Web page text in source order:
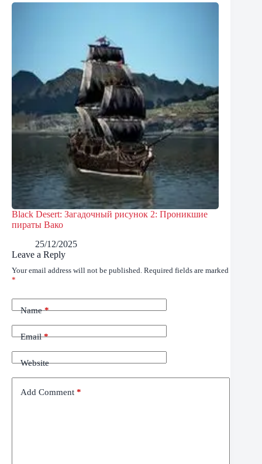
Black Desert: Загадочный рисунок 2: Проникшие
пираты Вако
25/12/2025
Leave a Reply
Your email address will not be published. Required fields are marked
*
Name*
Email*
Website
Add Comment *